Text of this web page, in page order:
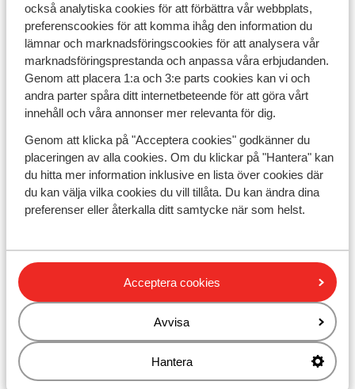
också analytiska cookies för att förbättra vår webbplats,
preferenscookies för att komma ihåg den information du
lämnar och marknadsföringscookies för att analysera vår
marknadsföringsprestanda och anpassa våra erbjudanden.
Genom att placera 1:a och 3:e parts cookies kan vi och
andra parter spåra ditt internetbeteende för att göra vårt
innehåll och våra annonser mer relevanta för dig.
Genom att klicka på "Acceptera cookies" godkänner du
placeringen av alla cookies. Om du klickar på "Hantera" kan
du hitta mer information inklusive en lista över cookies där
du kan välja vilka cookies du vill tillåta. Du kan ändra dina
preferenser eller återkalla ditt samtycke när som helst.
Acceptera cookies
Avvisa
Hantera
Sunweb
Nyhetsbrev
Kontakta oss
Om Sunweb
Blogg
Jobba hos oss
Företagsinformation
Hållbar semester
Cookiesinställningar
Marknadsföringsinställningar
Tillgänglighetsdirektiv
Ansvarsfriskrivning
Inför resan
Värt att veta
Flyginformation
Pass och visum
Betalsätt
Resevillkor
Ladda ner appen